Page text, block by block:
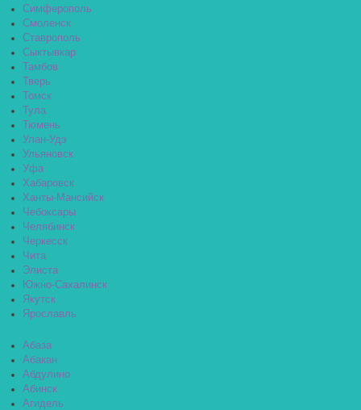
Симферополь
Смоленск
Ставрополь
Сыктывкар
Тамбов
Тверь
Томск
Тула
Тюмень
Улан-Удэ
Ульяновск
Уфа
Хабаровск
Ханты-Мансийск
Чебоксары
Челябинск
Черкесск
Чита
Элиста
Южно-Сахалинск
Якутск
Ярославль
Абаза
Абакан
Абдулино
Абинск
Агидель